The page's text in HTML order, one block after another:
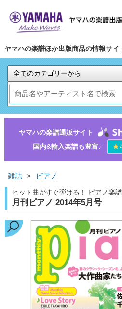
ヤマハの楽譜ほか出版商品の情報サイ
ヤマハの楽譜通販サイト
国内&輸入楽譜も豊富♪
★
雑誌 > ピアノ
ヒット曲がすぐ弾ける！ ピアノ楽
月刊ピアノ 2014年5月号